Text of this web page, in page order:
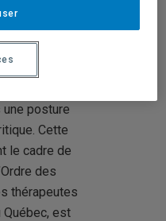
social (EFS)
travailleuses
une posture
Cette
le cadre de
des
thérapeutes
Québec, est